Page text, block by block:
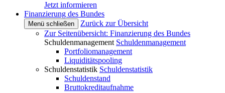
Jetzt informieren
Finanzierung des Bundes
Menü schließen
Zurück zur Übersicht
Zur Seitenübersicht: Finanzierung des Bundes
Schuldenmanagement Schuldenmanagement
Portfoliomanagement
Liquiditätspooling
Schuldenstatistik Schuldenstatistik
Schuldenstand
Bruttokreditaufnahme